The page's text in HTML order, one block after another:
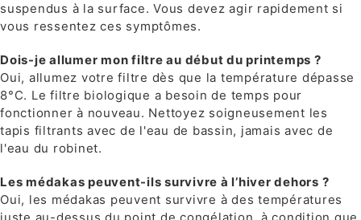
suspendus à la surface. Vous devez agir rapidement si
vous ressentez ces symptômes.
Dois-je allumer mon filtre au début du printemps ?
Oui, allumez votre filtre dès que la température dépasse
8°C. Le filtre biologique a besoin de temps pour
fonctionner à nouveau. Nettoyez soigneusement les
tapis filtrants avec de l'eau de bassin, jamais avec de
l'eau du robinet.
Les médakas peuvent-ils survivre à l’hiver dehors ?
Oui, les médakas peuvent survivre à des températures